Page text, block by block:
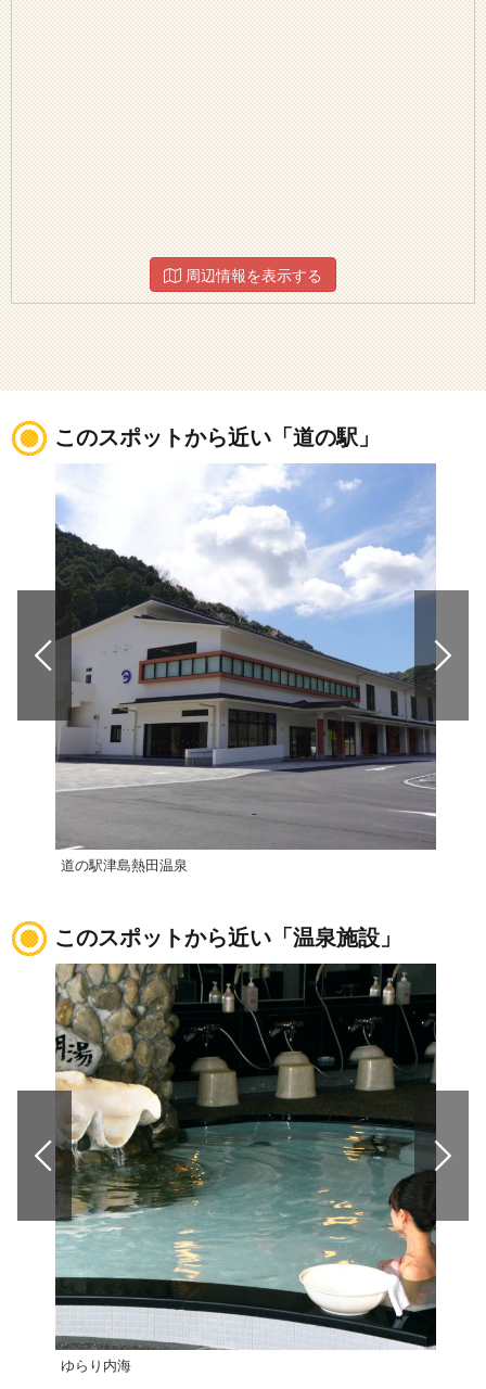
周辺情報を表示する
このスポットから近い「道の駅」
道の駅津島熱田温泉
このスポットから近い「温泉施設」
ゆらり内海